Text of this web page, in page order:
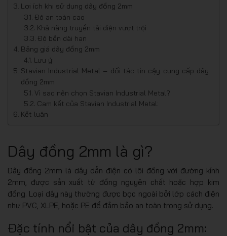
Lợi ích khi sử dụng dây đồng 2mm
Độ an toàn cao
Khả năng truyền tải điện vượt trội
Độ bền dài hạn
Bảng giá dây đồng 2mm
Lưu ý:
Stavian Industrial Metal – đối tác tin cậy cung cấp dây
đồng 2mm
Vì sao nên chọn Stavian Industrial Metal?
Cam kết của Stavian Industrial Metal:
Kết luận
Dây đồng 2mm là gì?
Dây đồng 2mm là dây dẫn điện có lõi đồng với đường kính
2mm, được sản xuất từ đồng nguyên chất hoặc hợp kim
đồng. Loại dây này thường được bọc ngoài bởi lớp cách điện
như PVC, XLPE, hoặc PE để đảm bảo an toàn trong sử dụng.
Đặc tính nổi bật của dây đồng 2mm: